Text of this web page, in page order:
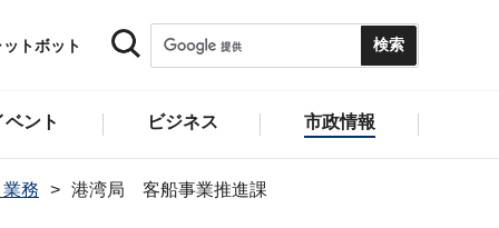
トボット
ント ビジネス 市政情報
務 港湾局 客船事業推進課